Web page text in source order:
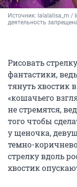
Источник: lalalalisa_m /
деятельность
Рисовать
фантастики,
тянуть хвостик
«кошачьего
не стремятся,
того чтобы
у щеночка,
темно-
стрелку вдоль
хвостик